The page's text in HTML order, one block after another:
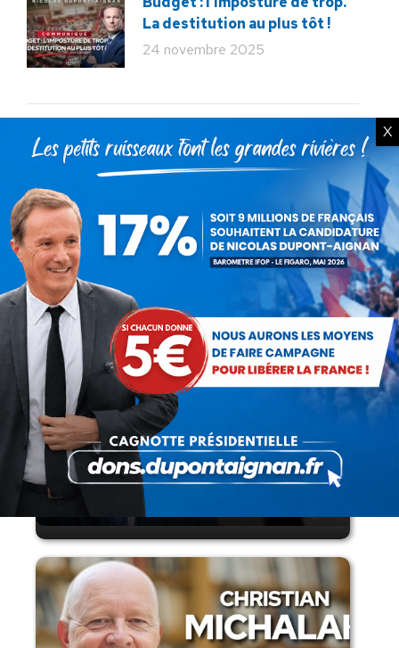
La destitution au plus tôt !
24 novembre 2025
Rechercher
Recherche
:
Articles récents
Présomption de légitimité de l’usage des
armes par les forces de l’ordre
X